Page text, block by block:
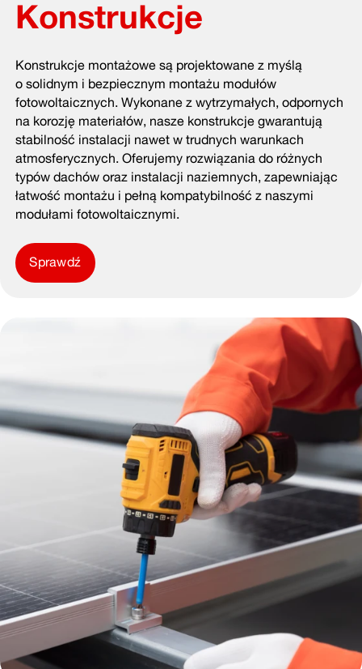
Konstrukcje
Konstrukcje montażowe są projektowane z myślą
o solidnym i bezpiecznym montażu modułów
fotowoltaicznych. Wykonane z wytrzymałych, odpornych
na korozję materiałów, nasze konstrukcje gwarantują
stabilność instalacji nawet w trudnych warunkach
atmosferycznych. Oferujemy rozwiązania do różnych
typów dachów oraz instalacji naziemnych, zapewniając
łatwość montażu i pełną kompatybilność z naszymi
modułami fotowoltaicznymi.
Sprawdź